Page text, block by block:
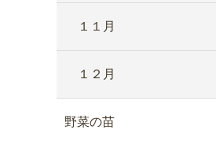
１１月
１２月
野菜の苗